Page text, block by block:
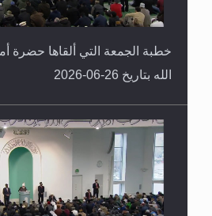
خطبة الجمعة التي ألقاها حضرة
الله بتاريخ 26-06-2026